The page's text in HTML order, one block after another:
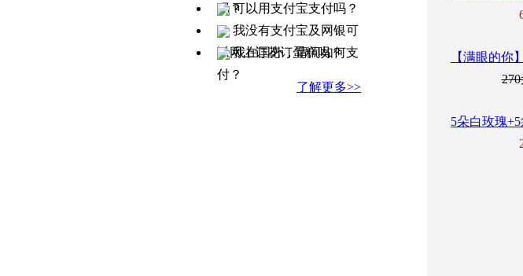
吗？可以用支付宝支付吗？
我没有支付宝及网银可
以网上订花订蛋糕吗？
我在国外，请问如何支
付？
了解更多>>
【满眼的你
5朵白玫瑰